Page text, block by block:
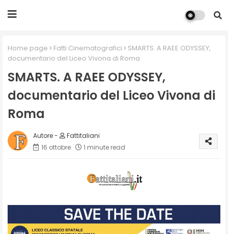
Home page Fatti Cinematografici
SMARTS. A RAEE ODYSSEY,
documentario del Liceo Vivona di Roma
SMARTS. A RAEE ODYSSEY,
documentario del Liceo Vivona di
Roma
Fattitaliani
16 ottobre
1 minute read